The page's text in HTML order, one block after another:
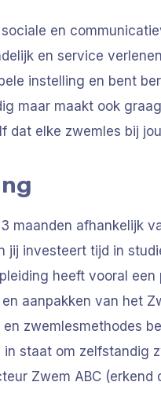
en
en service
instelling en bent
maar maakt ook
dat elke zwemles bij
maanden afhankelijk
jij investeert tijd in
heeft vooral
aanpakken van het
zwemlesmethodes
in staat om zelfstandig
Zwem ABC